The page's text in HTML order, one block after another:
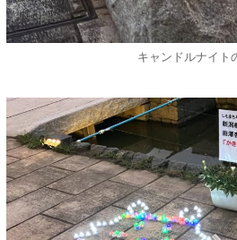
キャンドルナイト